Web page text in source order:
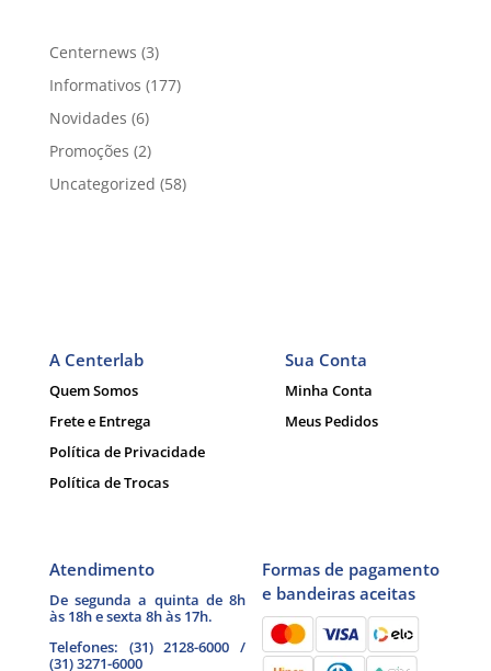
Centernews (3)
Informativos (177)
Novidades (6)
Promoções (2)
Uncategorized (58)
A Centerlab
Quem Somos
Frete e Entrega
Política de Privacidade
Política de Trocas
Sua Conta
Minha Conta
Meus Pedidos
Atendimento
De segunda a quinta de 8h
às 18h e sexta 8h às 17h.
Telefones: (31) 2128-6000 /
(31) 3271-6000
Formas de pagamento
e bandeiras aceitas